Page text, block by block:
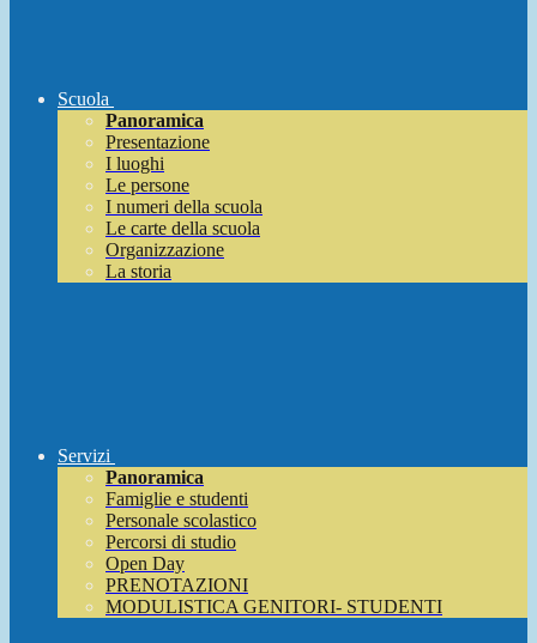
Scuola
Panoramica
Presentazione
I luoghi
Le persone
I numeri della scuola
Le carte della scuola
Organizzazione
La storia
Servizi
Panoramica
Famiglie e studenti
Personale scolastico
Percorsi di studio
Open Day
PRENOTAZIONI
MODULISTICA GENITORI- STUDENTI